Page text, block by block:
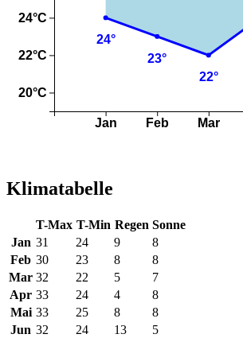
Klimatabelle
T-Max T-Min Regen Sonne
Jan 31 24 9
8
Feb 30 23 8
8
Mar 32 22 5
7
Apr 33 24 4
8
Mai 33 25 8
8
Jun 32 24 13
5